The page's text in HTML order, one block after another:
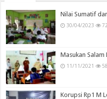
Nilai Sumatif
30/04/2023
Masukan Salam
11/11/2021
Korupsi Rp1 M